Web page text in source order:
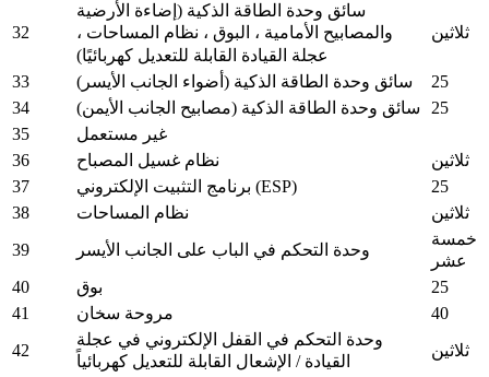
32
سائق وحدة الطاقة الذكية (إضاءة الأرضية
والمصابيح الأمامية ، البوق ، نظام المساحات ،
عجلة القيادة القابلة للتعديل كهربائيًا)
ثلاثين
33 سائق وحدة الطاقة الذكية (أضواء الجانب الأيسر)
25
34
سائق وحدة الطاقة الذكية (مصابيح الجانب الأيمن)
25
35
غير مستعمل
36
نظام غسيل المصباح
ثلاثين
37
برنامج التثبيت الإلكتروني (ESP)
25
38
نظام المساحات
ثلاثين
39
وحدة التحكم في الباب على الجانب الأيسر
خمسة
عشر
40
بوق
25
41
مروحة سخان
40
42
وحدة التحكم في القفل الإلكتروني في عجلة
القيادة / الإشعال القابلة للتعديل كهربائياً
ثلاثين